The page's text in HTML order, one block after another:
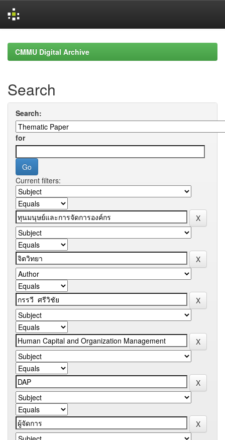
navigationCMMU Digital Archive
Search
Search:
for
Current filters: